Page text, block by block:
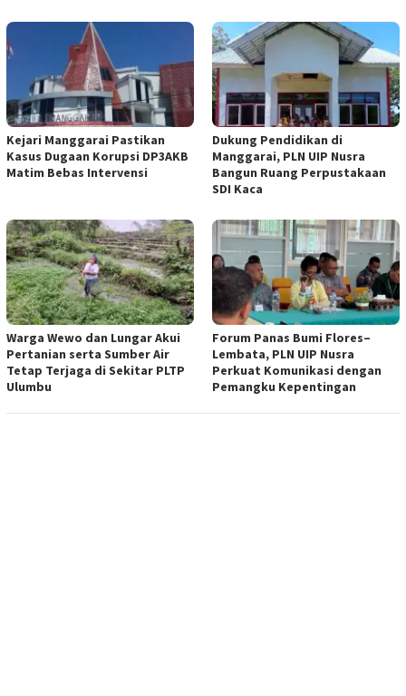
Kejari Manggarai Pastikan
Kasus Dugaan Korupsi DP3AKB
Matim Bebas Intervensi
Dukung Pendidikan di
Manggarai, PLN UIP Nusra
Bangun Ruang Perpustakaan
SDI Kaca
Warga Wewo dan Lungar Akui
Pertanian serta Sumber Air
Tetap Terjaga di Sekitar PLTP
Ulumbu
Forum Panas Bumi Flores–
Lembata, PLN UIP Nusra
Perkuat Komunikasi dengan
Pemangku Kepentingan